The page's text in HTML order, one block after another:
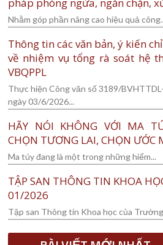
Nhằm góp phần nâng cao hiệu quả
Thông tin các văn bản, ý kiến
về nhiệm vụ tổng rà soát hệ
VBQPPL
Thực hiện Công văn số 3189/
ngày 03/6/2026...
HÃY NÓI KHÔNG VỚI MA
CHỌN TƯƠNG LAI, CHỌN ƯỚC
Ma túy đang là một trong những hiểm...
TẬP SAN THÔNG TIN KHOA
01/2026
Tập san Thông tin Khoa học của